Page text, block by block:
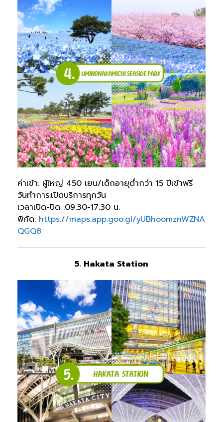
ค่าเข้า: ผู้ใหญ่ 450 เยน/เด็กอายุต่ำกว่า 15 ปีเข้าฟรี
วันทำการ:เปิดบริการทุกวัน
เวลาเปิด-ปิด :09.30-17.30 น.
พิกัด: https://maps.app.goo.gl/yUBhoomznWZNA
QGQ8
5. Hakata Station